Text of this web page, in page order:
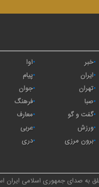
خبر
آوا
ايران
پیام
تهران
جوان
صبا
فرهنگ
گفت و گو
معارف
ورزش
عربی
برون مرزی
دری
به صدای جمهوری اسلامی ایران